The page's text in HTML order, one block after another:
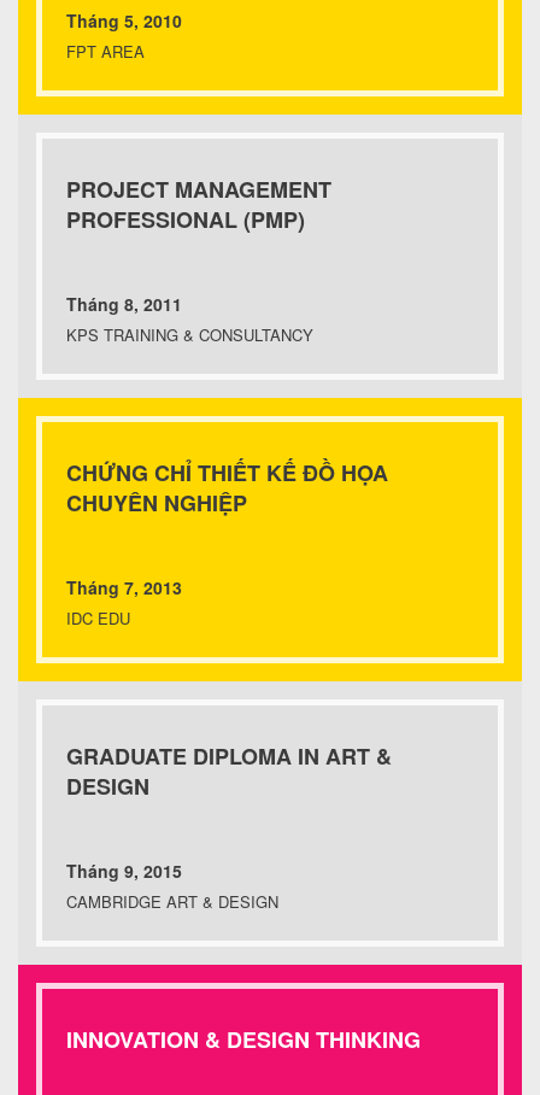
Tháng 5, 2010
FPT AREA
PROJECT MANAGEMENT
PROFESSIONAL (PMP)
Tháng 8, 2011
KPS TRAINING & CONSULTANCY
CHỨNG CHỈ THIẾT KẾ ĐỒ HỌA
CHUYÊN NGHIỆP
Tháng 7, 2013
IDC EDU
GRADUATE DIPLOMA IN ART &
DESIGN
Tháng 9, 2015
CAMBRIDGE ART & DESIGN
INNOVATION & DESIGN THINKING